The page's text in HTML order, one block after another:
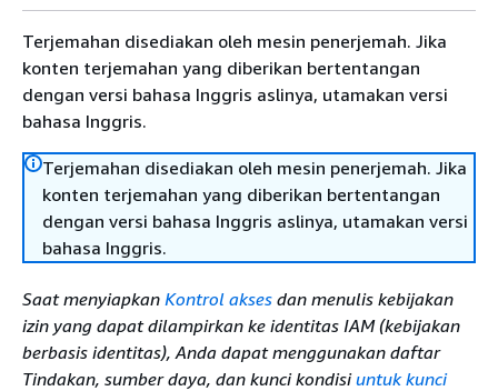
Terjemahan disediakan oleh mesin penerjemah. Jika
konten terjemahan yang diberikan bertentangan
dengan versi bahasa Inggris aslinya, utamakan versi
bahasa Inggris.
Terjemahan disediakan oleh mesin penerjemah. Jika
konten terjemahan yang diberikan bertentangan
dengan versi bahasa Inggris aslinya, utamakan versi
bahasa Inggris.
Saat menyiapkan Kontrol akses dan menulis kebijakan
izin yang dapat dilampirkan ke identitas IAM (kebijakan
berbasis identitas), Anda dapat menggunakan daftar
Tindakan, sumber daya, dan kunci kondisiuntuk kunci